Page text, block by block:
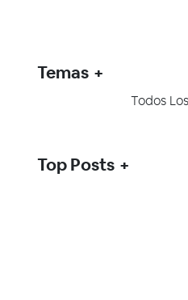
Temas
Todos
Top Posts